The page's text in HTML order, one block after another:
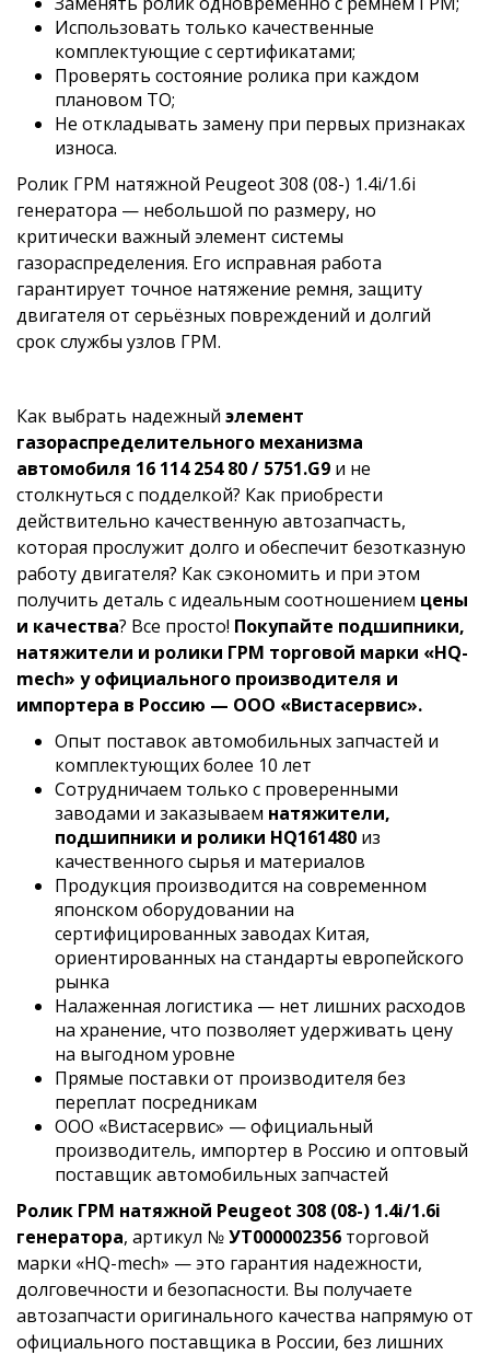
Использовать только качественные
комплектующие с сертификатами;
Проверять состояние ролика при каждом
плановом ТО;
Не откладывать замену при первых признаках
износа.
Ролик ГРМ натяжной Peugeot 308 (08-) 1.4i/1.6i
генератора — небольшой по размеру, но
критически важный элемент системы
газораспределения. Его исправная работа
гарантирует точное натяжение ремня, защиту
двигателя от серьёзных повреждений и долгий
срок службы узлов ГРМ.
Как выбрать надежный элемент
газораспределительного механизма
автомобиля 16 114 254 80 / 5751.G9 и не
столкнуться с подделкой? Как приобрести
действительно качественную автозапчасть,
которая прослужит долго и обеспечит безотказную
работу двигателя? Как сэкономить и при этом
получить деталь с идеальным соотношением цены
и качества? Все просто! Покупайте подшипники,
натяжители и ролики ГРМ торговой марки «HQ-
mech» у официального производителя и
импортера в Россию — ООО «Вистасервис».
Опыт поставок автомобильных запчастей и
комплектующих более 10 лет
Сотрудничаем только с проверенными
заводами и заказываем натяжители,
подшипники и ролики HQ161480 из
качественного сырья и материалов
Продукция производится на современном
японском оборудовании на
сертифицированных заводах Китая,
ориентированных на стандарты европейского
рынка
Налаженная логистика — нет лишних расходов
на хранение, что позволяет удерживать цену
на выгодном уровне
Прямые поставки от производителя без
переплат посредникам
ООО «Вистасервис» — официальный
производитель, импортер в Россию и оптовый
поставщик автомобильных запчастей
Ролик ГРМ натяжной Peugeot 308 (08-) 1.4i/1.6i
генератора, артикул №УТ000002356 торговой
марки «HQ-mech» — это гарантия надежности,
долговечности и безопасности. Вы получаете
автозапчасти оригинального качества напрямую от
официального поставщика в России, без лишних